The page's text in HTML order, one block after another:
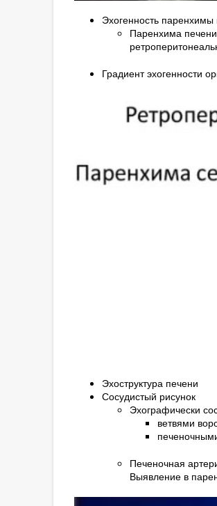
Эхогенность
Паренхима
Градиент эхогенности
Эхоструктура печени
Сосудистый рисунок
Эхографически
ветвями
Печеночная
Выявление в